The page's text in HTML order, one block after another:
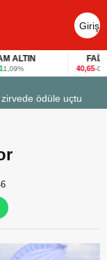
Giriş
Yap
40,65-0,12%
ile değerlendirdi